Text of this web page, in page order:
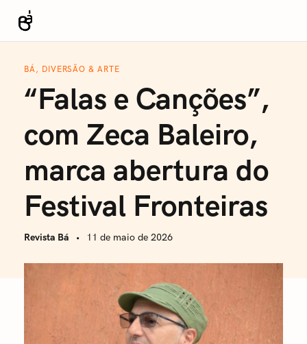
i
Revista Bá
BÁ, DIVERSÃO & ARTE
“Falas e Canções”,
com Zeca Baleiro,
marca abertura do
Festival Fronteiras
Revista Bá 11 de maio de 2026